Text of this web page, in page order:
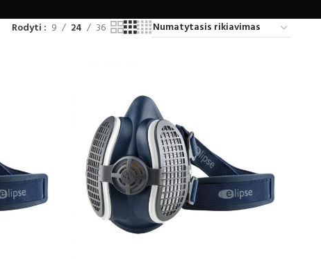
Rodyti 9 24 36